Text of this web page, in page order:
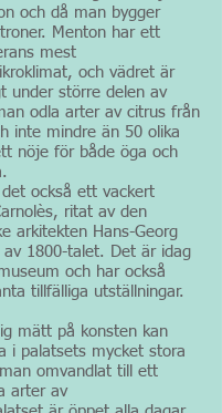
och då man bygger
. Menton har ett
mest
och vädret är
under större delen av
odla arter av citrus från
inte mindre än 50 olika
nöje för både öga och
också ett vackert
ritat av den
arkitekten Hans-Georg
av 1800-talet. Det är idag
och har också
tillfälliga utställningar.
mätt på konsten kan
i palatsets mycket stora
omvandlat till ett
arter av